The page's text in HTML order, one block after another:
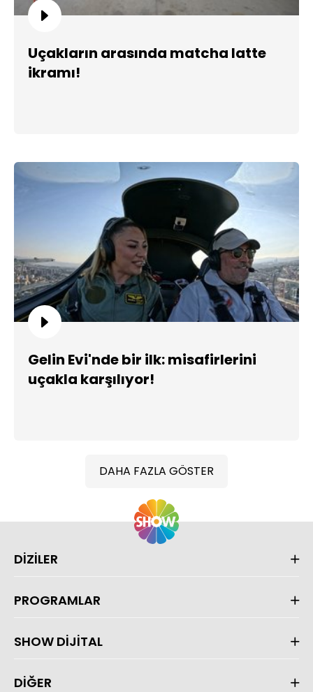
Uçakların arasında matcha latte
ikramı!
Gelin Evi'nde bir ilk: misafirlerini
uçakla karşılıyor!
DAHA FAZLA GÖSTER
DİZİLER
PROGRAMLAR
SHOW DİJİTAL
DİĞER